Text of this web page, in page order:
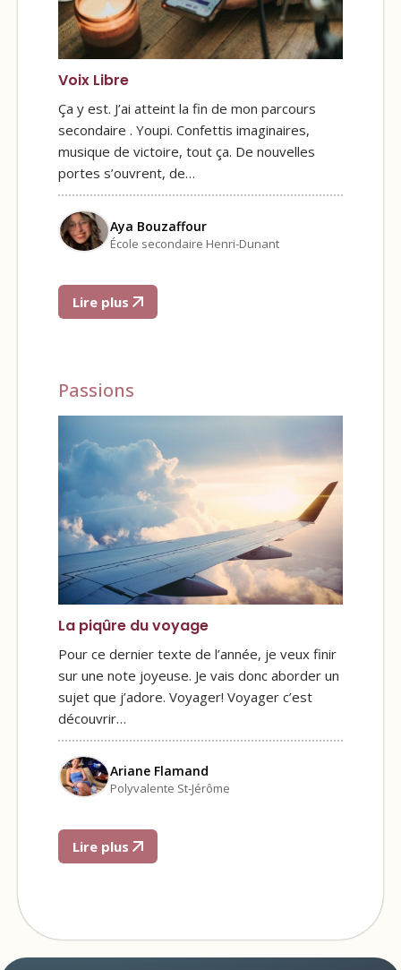
Voix Libre
Ça y est. J’ai atteint la fin de mon parcours
secondaire . Youpi. Confettis imaginaires,
musique de victoire, tout ça. De nouvelles
portes s’ouvrent, de…
Aya Bouzaffour
École secondaire Henri-Dunant
Lire plus
Passions
La piqûre du voyage
Pour ce dernier texte de l’année, je veux finir
sur une note joyeuse. Je vais donc aborder un
sujet que j’adore. Voyager! Voyager c’est
découvrir…
Ariane Flamand
Polyvalente St-Jérôme
Lire plus